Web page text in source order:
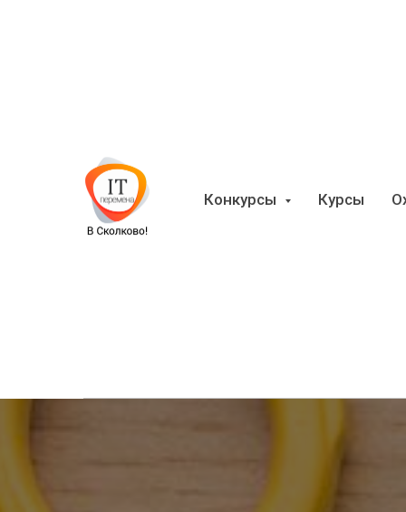
Конкурсы Курсы